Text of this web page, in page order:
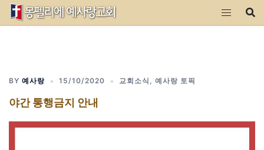
Skip
BY 예사랑 15/10/2020 교회소식 , 예사랑 토픽
야간 통행금지 안내